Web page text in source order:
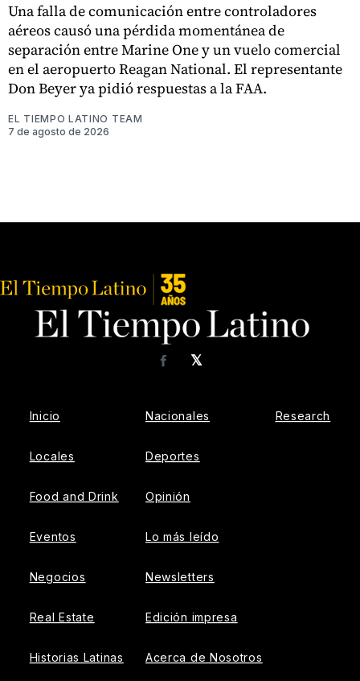
Una falla de comunicación entre controladores
aéreos causó una pérdida momentánea de
separación entre Marine One y un vuelo comercial
en el aeropuerto Reagan National. El representante
Don Beyer ya pidió respuestas a la FAA.
EL TIEMPO LATINO TEAM
7 de agosto de 2026
𝕏
Facebook
Inicio
Locales
Food and Drink
Eventos
Negocios
Real Estate
Historias Latinas
Nacionales
Deportes
Opinión
Lo más leído
Newsletters
Edición impresa
Acerca de Nosotros
Research